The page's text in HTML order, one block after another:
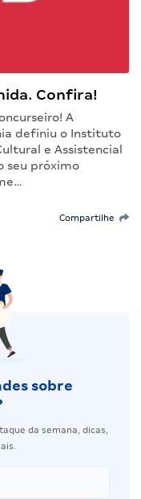
Confira!
A
definiu o Instituto
e Assistencial
seu próximo
Compartilhe
sobre
da semana, dicas,